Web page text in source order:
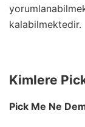
kalabilmektedir.
Kimlere
Pick Me Ne